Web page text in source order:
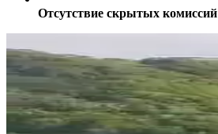
Отсутствие скрытых комиссий